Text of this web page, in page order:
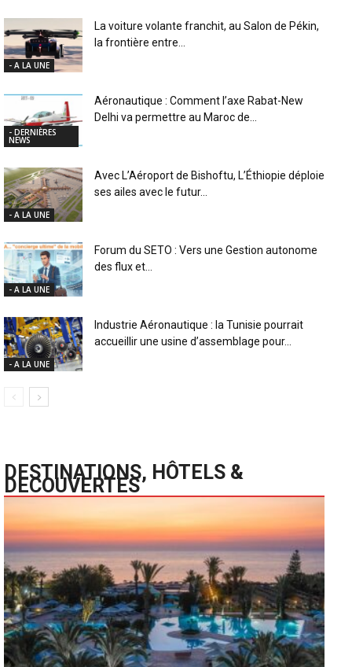
- A LA UNE
La voiture volante franchit, au Salon de Pékin,
la frontière entre...
- DERNIÈRES
NEWS
Aéronautique : Comment l’axe Rabat-New
Delhi va permettre au Maroc de...
- A LA UNE
Avec L’Aéroport de Bishoftu, L’Éthiopie déploie
ses ailes avec le futur...
- A LA UNE
Forum du SETO : Vers une Gestion autonome
des flux et...
- A LA UNE
Industrie Aéronautique : la Tunisie pourrait
accueillir une usine d’assemblage pour...
DESTINATIONS, HÔTELS &
DECOUVERTES